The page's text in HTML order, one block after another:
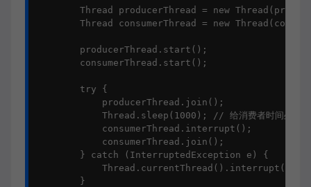
Thread producerThread = new
Thread consumerThread = new
        producerThread.start();
        consumerThread.start();
        try {
            producerThread.join();
Thread.sleep(1000); // 给消费者时间处理剩
            consumerThread.interrupt();
            consumerThread.join();
        } catch (InterruptedException e) {
            Thread.currentThread().interrupt();
        }